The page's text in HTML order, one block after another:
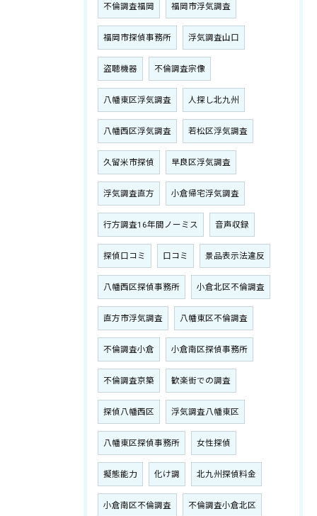
不倫調査福岡 福岡市浮気調査
福岡市探偵事務所 浮気調査山口
盗聴機器 不倫調査宗像
八幡東区浮気調査 人探し北九州
八幡西区浮気調査 若松区浮気調査
久留米市探偵 早良区浮気調査
浮気調査直方 小倉帰宅浮気調査
行方調査16年間ノーミス 音声収録
探偵口コミ 口コミ 景品表示法違反
八幡西区探偵事務所 小倉北区不倫調査
直方市浮気調査 八幡東区不倫調査
不倫調査小倉 小倉南区探偵事務所
不倫調査京築 歓楽街での調査
探偵八幡西区 浮気調査八幡東区
八幡東区探偵事務所 女性探偵
擬態能力 化け調 北九州探偵料金
小倉南区不倫調査 不倫調査小倉北区